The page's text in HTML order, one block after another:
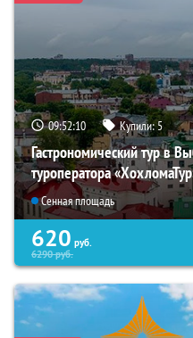
09:52:08 Купили:5
Гастрономический тур в
туроператора
Сенная площадь
620 руб.
6290руб.